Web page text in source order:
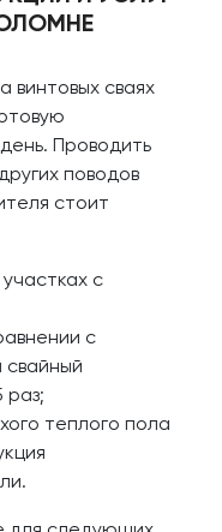
винтовых сваях
Проводить
поводов
стоит
с
с
свайный
теплого пола